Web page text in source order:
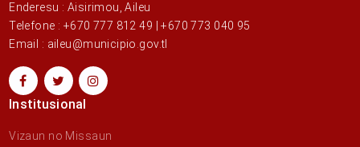
Enderesu : Aisirimou, Aileu
Telefone : +670 777 812 49 | +670 773 040 95
Email : aileu@municipio.gov.tl
Institusional
Vizaun no Missaun